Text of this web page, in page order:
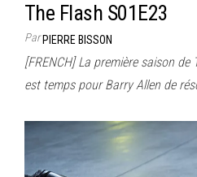
The Flash S01E23
ParPIERRE BISSON
[FRENCH] La première saison
est temps pour Barry Allen de